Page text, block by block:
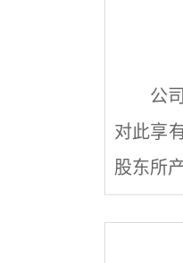
公
对此享
股东所